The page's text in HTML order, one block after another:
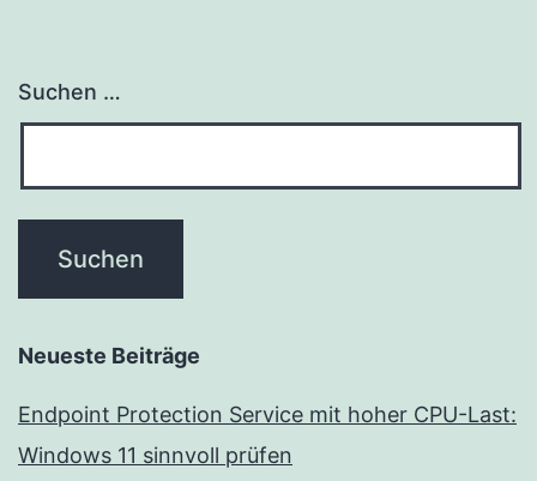
Suchen …
Neueste Beiträge
Endpoint Protection Service mit hoher CPU-Last:
Windows 11 sinnvoll prüfen